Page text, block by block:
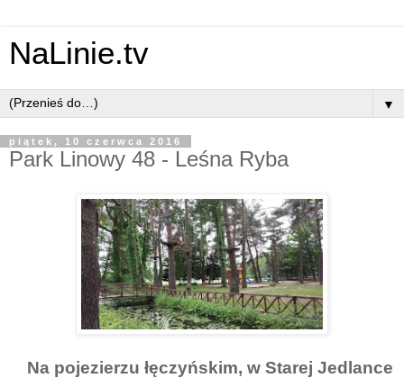
NaLinie.tv
▼
piątek, 10 czerwca 2016
Park Linowy 48 - Leśna Ryba
Na pojezierzu łęczyńskim, w Starej Jedlance